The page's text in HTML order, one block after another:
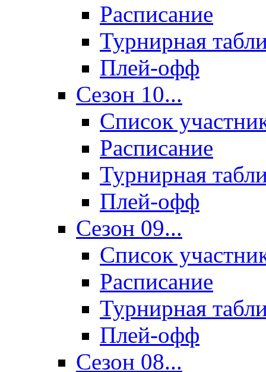
Расписание
Турнирная
Плей-офф
Сезон 10...
Список
Расписание
Турнирная
Плей-офф
Сезон 09...
Список
Расписание
Турнирная
Плей-офф
Сезон 08...